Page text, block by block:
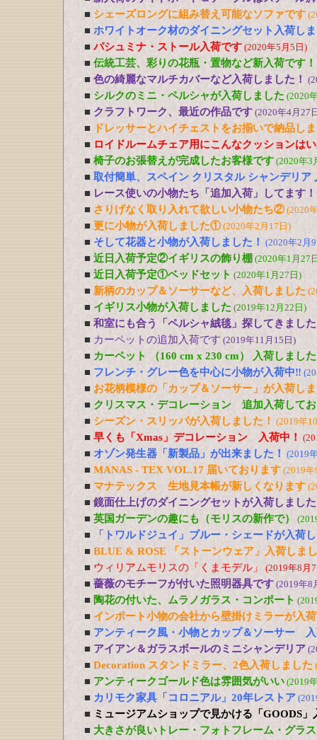
■ シェーズロングに組み替え可能なソファです
■ ホワイトオーク材のダイニングセット入荷し
■ パシュミナ・ストール入荷です (2020年5月5日)
■ 伝統工芸、彩りの花瓶・置物など新入荷です！
■ 色の綺麗なマルチカバーなど入荷しました！
■ シルクのミニ・ペルシャが入荷しました (2020
■ クラフトワーク、最近の作品です (2020年4月27
■
ドレッサーとハイチェストをお揃いで納品し
■ ロイドルームチェア用にこんなクッションは
■ 椅子のお張替えが完成したお客様です (2020年3
■ 取付簡単、スペイン クリスタル シャンデリア
■ レース使いの小物たち「追加入荷」してます！
■ さりげなく取り入れて欲しい小物たち②(2020
■ 更に小物が入荷しました①(2020年2月17日)
■ そして花器と小物が入荷しました！ (2020年2月
■ 近日入荷予定②イギリスの飾り棚 (2020年1月27
■ 近日入荷予定①ベッドセット (2020年1月27日)
■ 新柄のカップ＆ソーサーなど、入荷しました
■ イギリス小物が入荷しました (2019年12月22日)
■ 和室にも合う「ペルシャ絨毯」探してきまし
■ カーペットの追加入荷です (2019年11月15日)
■ カーペット （160 cm x 230 cm） 入荷しました
■ フレンチ・グレー色を中心に小物が入荷中‼
■ お花柄模様の「カップ＆ソーサー」が入荷し
■ クリスマス・デコレーション 追加入荷して
■ シーズン・スリッパが入荷しました！ (2019年
■ 早くも「Xmas」デコレーション 入荷中！
■ オゾン発生器「新製品」が出来ました！ (2019
■ MANAS - TEX VOL.17 届いております (2019
■ マナテックス 生地見本帳が新しくなります
■ 鏡面仕上げのダイニングセットが入荷しました
■ 英国ガーデンの趣にも（モリスの新作で）
■
「トワルドジュイ」ブルー・シェードが入荷
■ BLUE & ROSE 「ストーンウェア」入荷しま
■ ウィリアムモリスの「くまモデル」 (2019年8月
■ 薔薇のモチーフが付いた照明器具です (2019年8
■ 陶花の付いた、ムラノガラス・コンポート
■ インポート小物の会社から壁掛けミラーが入荷
■ アンティーク風・小物とカップ＆ソーサー
■ アイアン＆ガラスボールのミニシャンデリア
■ Decoration スタンドミラー、2色入荷しました
■ アンティークゴールド色は雰囲気がいい (2019
■ カリモク家具「コロニアル」20年レストア
■ ミュージアムショップで見かける「GOODS」
■ 大きさが良いトレー・フォトフレーム・グラ